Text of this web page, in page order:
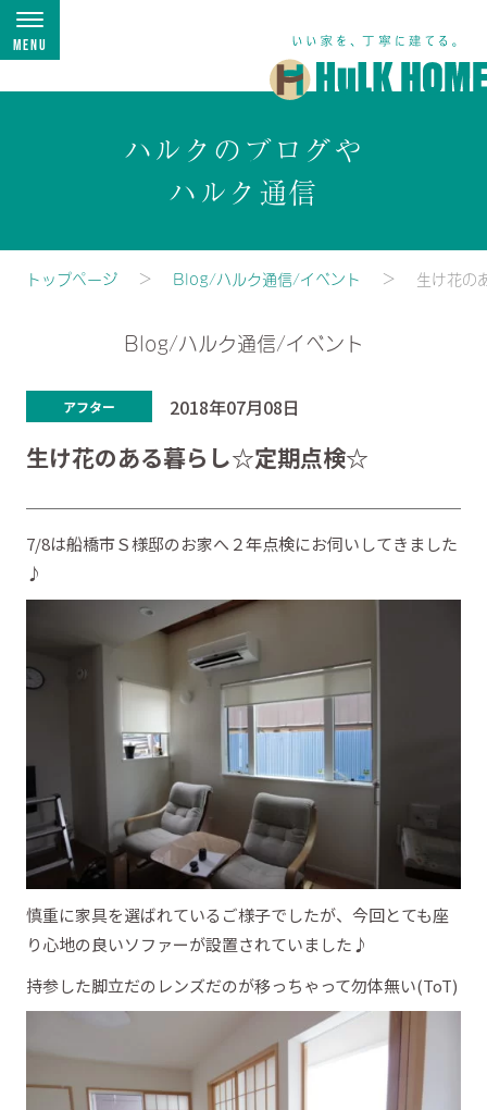
Menu
ハルクのブログや
ハルク通信
トップページ Blog/ハルク通信/イベント 生け花の
Blog/ハルク通信/イベント
アフター 2018年07月08日
生け花のある暮らし☆定期点検☆
7/8は船橋市Ｓ様邸のお家へ２年点検にお伺いしてきました
♪
慎重に家具を選ばれているご様子でしたが、今回とても座
り心地の良いソファーが設置されていました♪
持参した脚立だのレンズだのが移っちゃって勿体無い(ToT)